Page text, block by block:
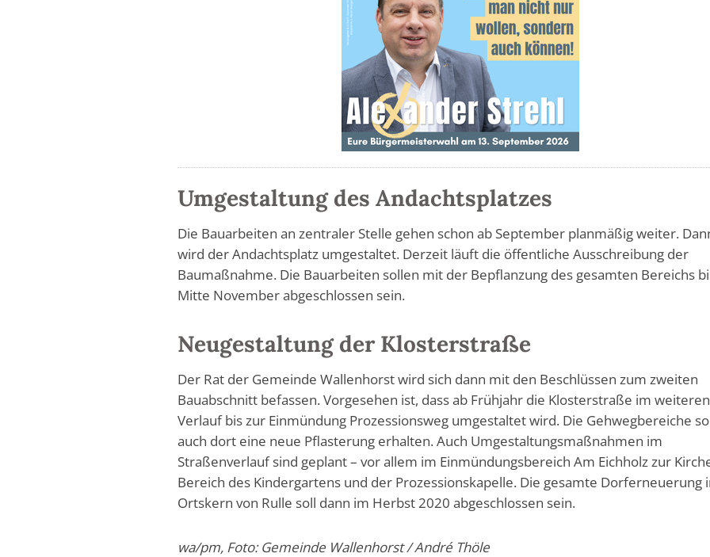
Umgestaltung des Andachtsplatzes
Die Bauarbeiten an zentraler Stelle gehen schon ab September planmäßig weiter.
wird der Andachtsplatz umgestaltet. Derzeit läuft die öffentliche Ausschreibung der
Baumaßnahme. Die Bauarbeiten sollen mit der Bepflanzung des gesamten Bereichs
Mitte November abgeschlossen sein.
Neugestaltung der Klosterstraße
Der Rat der Gemeinde Wallenhorst wird sich dann mit den Beschlüssen zum zweiten
Bauabschnitt befassen. Vorgesehen ist, dass ab Frühjahr die Klosterstraße im weiteren
Verlauf bis zur Einmündung Prozessionsweg umgestaltet wird. Die Gehwegbereiche
auch dort eine neue Pflasterung erhalten. Auch Umgestaltungsmaßnahmen im
Straßenverlauf sind geplant – vor allem im Einmündungsbereich Am Eichholz zur
Bereich des Kindergartens und der Prozessionskapelle. Die gesamte Dorferneuerung
Ortskern von Rulle soll dann im Herbst 2020 abgeschlossen sein.
wa/pm, Foto: Gemeinde Wallenhorst / André Thöle